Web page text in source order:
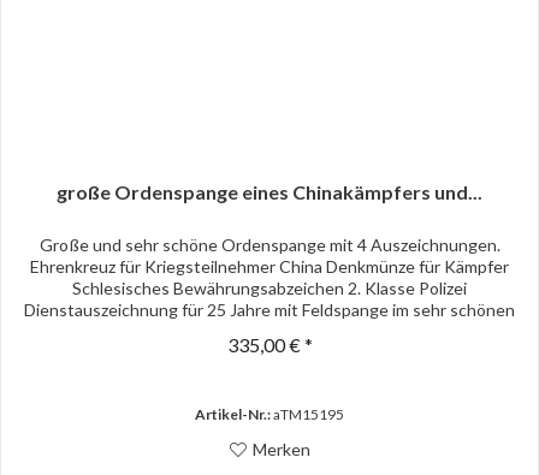
große Ordenspange eines Chinakämpfers und...
Große und sehr schöne Ordenspange mit 4 Auszeichnungen.
Ehrenkreuz für Kriegsteilnehmer China Denkmünze für Kämpfer
Schlesisches Bewährungsabzeichen 2. Klasse Polizei
Dienstauszeichnung für 25 Jahre mit Feldspange im sehr schönen
335,00 € *
Artikel-Nr.:aTM15195
Merken